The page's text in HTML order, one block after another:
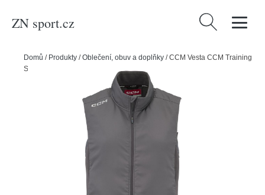
ZN sport.cz Vyhledávání
Domů / Produkty /Oblečení, obuv a doplňky /CCM Vesta CCM Training
SR, Senior, XS, černá